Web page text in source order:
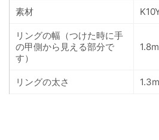
素材
リングの幅（つけた時に手
の甲側から見える部分で
す）
リングの太さ